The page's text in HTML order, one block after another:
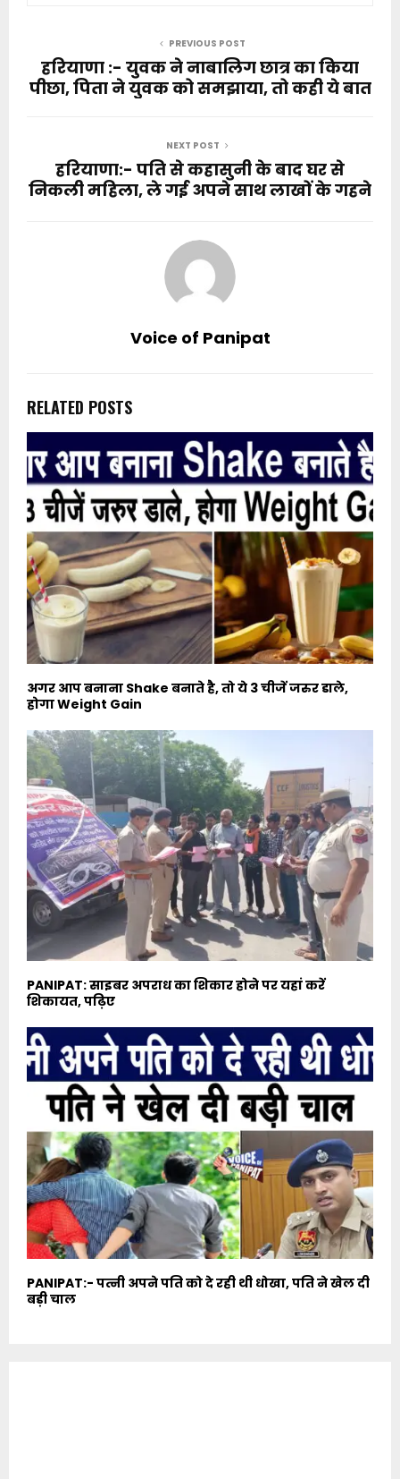
PREVIOUS POST
हरियाणा :- युवक ने नाबालिग छात्र का किया
पीछा, पिता ने युवक को समझाया, तो कही ये बात
NEXT POST
हरियाणा:- पति से कहासुनी के बाद घर से
निकली महिला, ले गई अपने साथ लाखों के गहने
Voice of Panipat
RELATED POSTS
अगर आप बनाना Shake बनाते है, तो ये 3 चीजें जरुर डाले,
होगा Weight Gain
PANIPAT: साइबर अपराध का शिकार होने पर यहां करें
शिकायत, पढ़िए
PANIPAT:- पत्नी अपने पति को दे रही थी धोखा, पति ने खेल दी
बड़ी चाल